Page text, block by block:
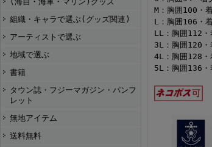
組織・キャラで選ぶ(グッズ関連)
アーティストで選ぶ
地域で選ぶ
書籍
タウン誌・フジーマガジン・パンフ
レット
無地アイテム
送料無料
M：胸囲100・
L：胸囲106・
LL：胸囲112
3L：胸囲120
4L：胸囲128
5L：胸囲136